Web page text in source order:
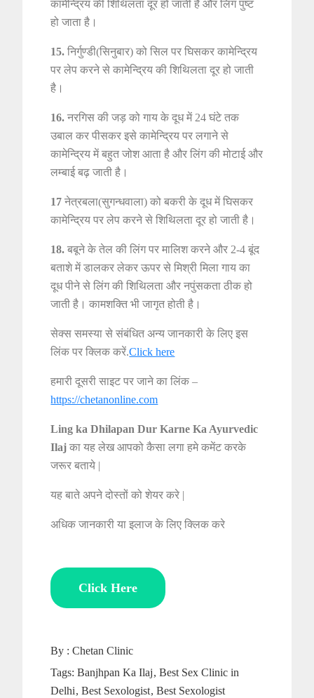
कामेन्द्रिय की शिथिलता दूर हो जाती है और लिंग पुष्ट
हो जाता है।
15.निर्गुण्डी(सिनुबार) को सिल पर घिसकर कामेन्द्रिय
पर लेप करने से कामेन्द्रिय की शिथिलता दूर हो जाती
है।
16. नरगिस की जड़ को गाय के दूध में 24 घंटे तक
उबाल कर पीसकर इसे कामेन्द्रिय पर लगाने से
कामेन्द्रिय में बहुत जोश आता है और लिंग की मोटाई और
लम्बाई बढ़ जाती है।
17नेत्रबला(सुगन्धवाला) को बकरी के दूध में घिसकर
कामेन्द्रिय पर लेप करने से शिथिलता दूर हो जाती है।
18.बबूने के तेल की लिंग पर मालिश करने और 2-4 बूंद
बताशे में डालकर लेकर ऊपर से मिश्री मिला गाय का
दूध पीने से लिंग की शिथिलता और नपुंसकता ठीक हो
जाती है। कामशक्ति भी जागृत होती है।
सेक्स समस्या से संबंधित अन्य जानकारी के लिए इस
लिंक पर क्लिक करें.Click here
हमारी दूसरी साइट पर जाने का लिंक –
https://chetanonline.com
Ling ka Dhilapan Dur Karne Ka Ayurvedic
Ilaj का यह लेख आपको कैसा लगा हमे कमेंट करके
जरूर बताये |
यह बाते अपने दोस्तों को शेयर करे |
अधिक जानकारी या इलाज के लिए क्लिक करे
Click Here
By :Chetan Clinic
Tags:Banjhpan Ka Ilaj
Best Sex Clinic in
Delhi
Best Sexologist Best Sexologist